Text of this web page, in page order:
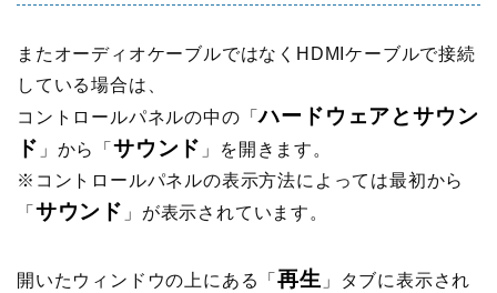
またオーディオケーブルではなくHDMIケーブルで接続
している場合は、
コントロールパネルの中の「ハードウェアとサウン
ド 」から「サウンド 」を開きます。
※コントロールパネルの表示方法によっては最初から
「 サウンド 」が表示されています。
開いたウィンドウの上にある「再生 」タブに表示され